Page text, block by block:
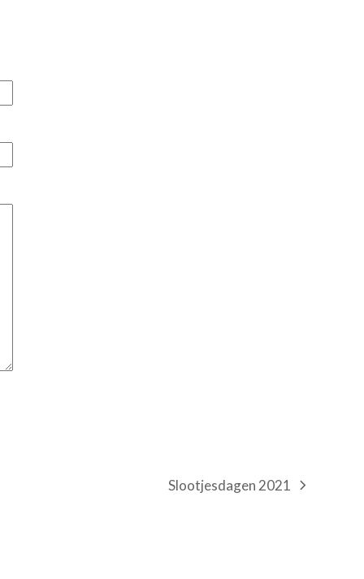
next
Slootjesdagen 2021